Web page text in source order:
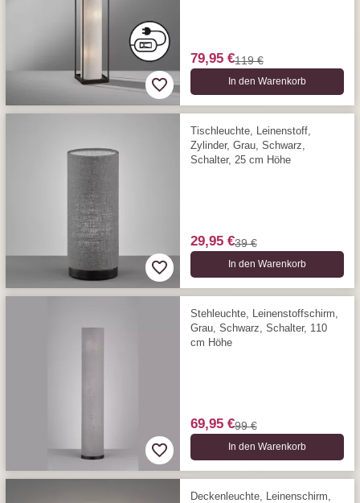
79,95 €119 €
In den Warenkorb
Tischleuchte, Leinenstoff,
Zylinder, Grau, Schwarz,
Schalter, 25 cm Höhe
29,95 €39 €
In den Warenkorb
Stehleuchte, Leinenstoffschirm,
Grau, Schwarz, Schalter, 110
cm Höhe
69,95 €99 €
In den Warenkorb
Deckenleuchte, Leinenschirm,